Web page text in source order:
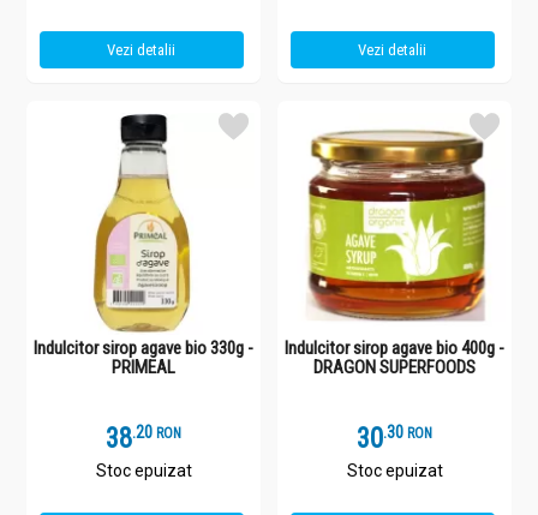
Vezi detalii Vezi detalii
Indulcitor sirop agave bio 330g -
PRIMEAL
38.2 RON
Stoc epuizat
Indulcitor sirop agave bio 400g -
DRAGON SUPERFOODS
30.3 RON
Stoc epuizat